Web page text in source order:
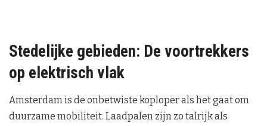
Stedelijke gebieden: De voortrekkers
op elektrisch vlak
Amsterdam is de onbetwiste koploper als het gaat om
duurzame mobiliteit. Laadpalen zijn zo talrijk als